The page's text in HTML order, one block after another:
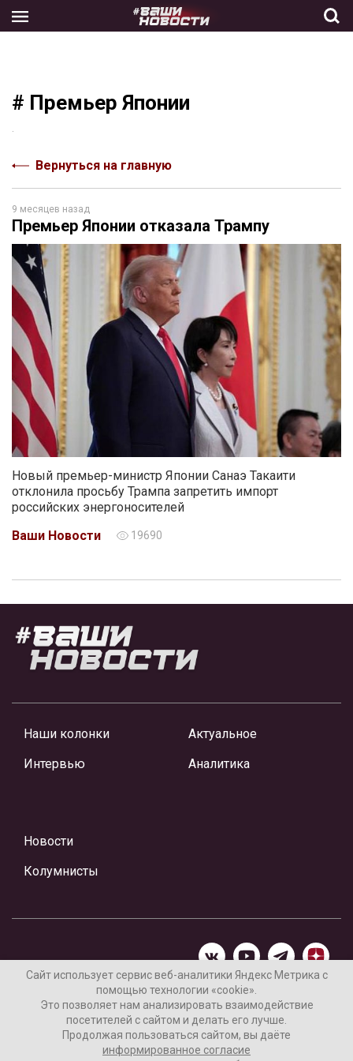
the
# Премьер Японии
Вернуться на главную
9 месяцев назад
Премьер Японии отказала Трампу
Новый премьер-министр Японии Санаэ Такаити
отклонила просьбу Трампа запретить импорт
российских энергоносителей
Ваши Новости
19690
Наши колонки
Интервью
Актуальное
Аналитика
Новости
Колумнисты
Материалы предоставлены редакцией Интернет-газеты
«Ваши новости»
Нашли ошибку? Выделите ее и нажмите Ctrl+Enter
Сайт использует сервис веб-аналитики Яндекс Метрика с
помощью технологии «cookie».
Это позволяет нам анализировать взаимодействие
посетителей с сайтом и делать его лучше.
Продолжая пользоваться сайтом, вы даёте
информированное согласие